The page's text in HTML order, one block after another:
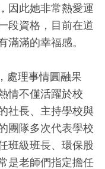
因此她非常熱愛運
段資格，目前在道
滿滿的幸福感。
處理事情圓融果
情不僅活躍於校
社長、主持學校與
團隊多次代表學校
班級班長、環保股
是老師們指定擔任